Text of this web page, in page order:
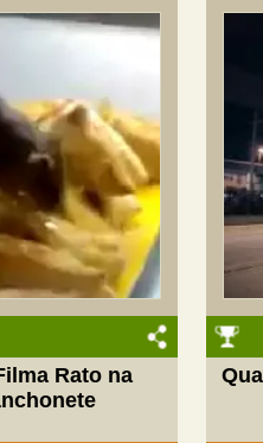
Rato na